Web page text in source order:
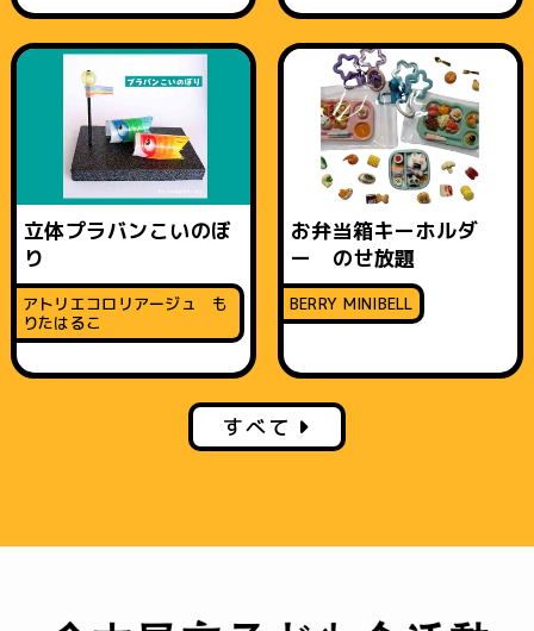
立体プラバンこいのぼ
り
アトリエコロリアージュ も
りたはるこ
お弁当箱キーホルダ
ー のせ放題
BERRY MINIBELL
すべて